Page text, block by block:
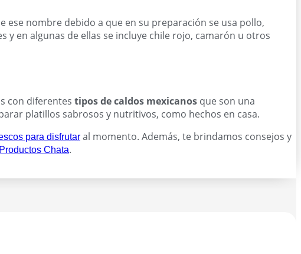
ese nombre debido a que en su preparación se usa pollo,
en algunas de ellas se incluye chile rojo, camarón u otros
con diferentes tipos de caldos mexicanos que son una
platillos sabrosos y nutritivos, como hechos en casa.
para disfrutar al momento. Además, te brindamos consejos y
Productos Chata.